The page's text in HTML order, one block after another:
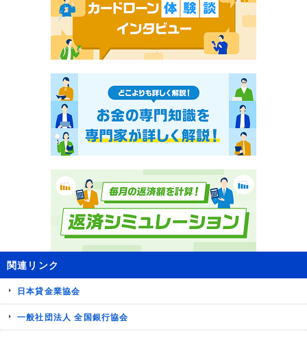
関連リンク
日本貸金業協会
一般社団法人 全国銀行協会